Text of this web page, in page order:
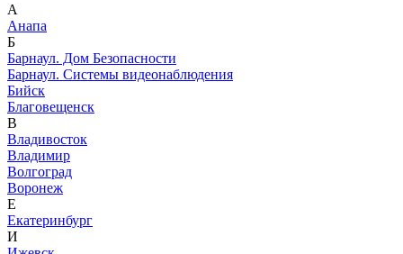
А
Анапа
Б
Барнаул. Дом Безопасности
Барнаул. Системы видеонаблюдения
Бийск
Благовещенск
В
Владивосток
Владимир
Волгоград
Воронеж
Е
Екатеринбург
И